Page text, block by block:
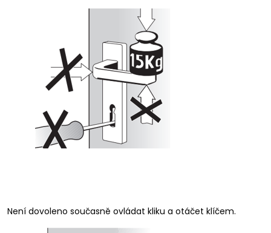
Není dovoleno současně ovládat kliku a otáčet klíčem.